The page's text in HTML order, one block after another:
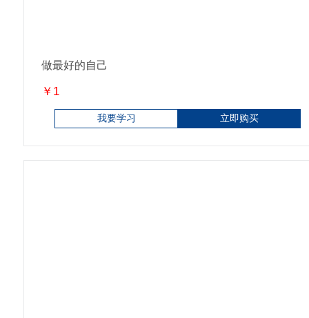
做最好的自己
￥1
我要学习 立即购买